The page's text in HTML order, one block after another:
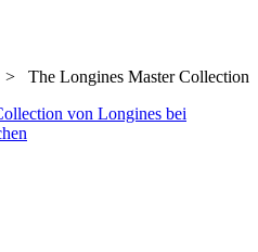
> The Longines Master Collection